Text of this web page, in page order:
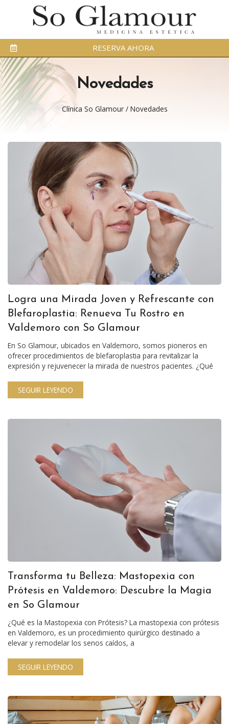
RESERVA AHORA
Novedades
Clínica So Glamour/ Novedades
Logra una Mirada Joven y Refrescante con
Blefaroplastia: Renueva Tu Rostro en
Valdemoro con So Glamour
En So Glamour, ubicados en Valdemoro, somos pioneros en
ofrecer procedimientos de blefaroplastia para revitalizar la
expresión y rejuvenecer la mirada de nuestros pacientes. ¿Qué
SEGUIR LEYENDO
Transforma tu Belleza: Mastopexia con
Prótesis en Valdemoro: Descubre la Magia
en So Glamour
¿Qué es la Mastopexia con Prótesis? La mastopexia con prótesis
en Valdemoro, es un procedimiento quirúrgico destinado a
elevar y remodelar los senos caídos, a
SEGUIR LEYENDO